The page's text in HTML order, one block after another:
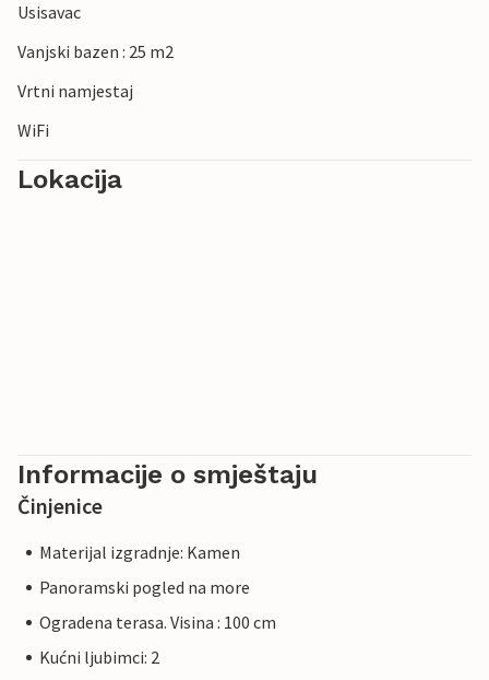
Usisavac
Vanjski bazen : 25 m2
Vrtni namjestaj
WiFi
Lokacija
Informacije o smještaju
Činjenice
Materijal izgradnje: Kamen
Panoramski pogled na more
Ogradena terasa. Visina : 100 cm
Kućni ljubimci: 2